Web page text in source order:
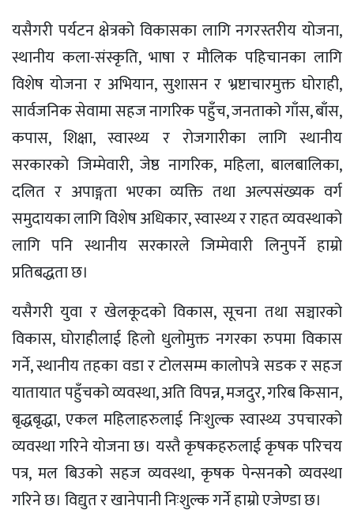
यसैगरी पर्यटन क्षेत्रको विकासका लागि नगरस्तरीय योजना,
स्थानीय कला-संस्कृति, भाषा र मौलिक पहिचानका लागि
विशेष योजना र अभियान, सुशासन र भ्रष्टाचारमुक्त घोराही,
सार्वजनिक सेवामा सहज नागरिक पहुँच, जनताको गाँस, बाँस,
कपास, शिक्षा, स्वास्थ्य र रोजगारीका लागि स्थानीय
सरकारको जिम्मेवारी, जेष्ठ नागरिक, महिला, बालबालिका,
दलित र अपाङ्गता भएका व्यक्ति तथा अल्पसंख्यक वर्ग
समुदायका लागि विशेष अधिकार, स्वास्थ्य र राहत व्यवस्थाको
लागि पनि स्थानीय सरकारले जिम्मेवारी लिनुपर्ने हाम्रो
प्रतिबद्धता छ।
यसैगरी युवा र खेलकूदको विकास, सूचना तथा सञ्चारको
विकास, घोराहीलाई हिलो धुलोमुक्त नगरका रुपमा विकास
गर्ने, स्थानीय तहका वडा र टोलसम्म कालोपत्रे सडक र सहज
यातायात पहुँचको व्यवस्था, अति विपन्न, मजदुर, गरिब किसान,
बृद्धबृद्धा, एकल महिलाहरुलाई निःशुल्क स्वास्थ्य उपचारको
व्यवस्था गरिने योजना छ। यस्तै कृषकहरुलाई कृषक परिचय
पत्र, मल बिउको सहज व्यवस्था, कृषक पेन्सनकोे व्यवस्था
गरिने छ। विद्युत र खानेपानी निःशुल्क गर्ने हाम्रो एजेण्डा छ।